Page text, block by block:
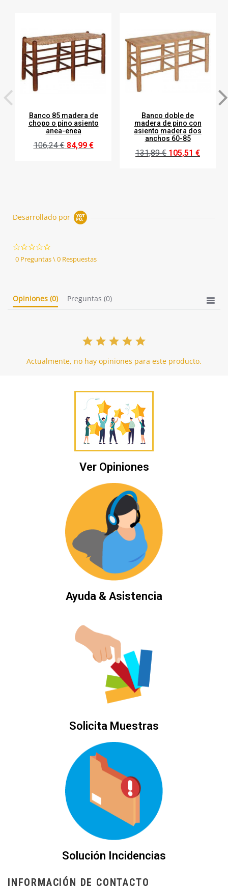
Banco 85 madera de
chopo o pino asiento
anea-enea
106,24 € 84,99 €
Banco doble de
madera de pino con
asiento madera dos
anchos 60-85
131,89 € 105,51 €
Desarrollado por
star
rating
0 Preguntas \ 0 Respuestas
Opiniones (0) Preguntas (0)
Actualmente, no hay opiniones para este producto.
Ver Opiniones
Ayuda & Asistencia
Solicita Muestras
Solución Incidencias
INFORMACIÓN DE CONTACTO